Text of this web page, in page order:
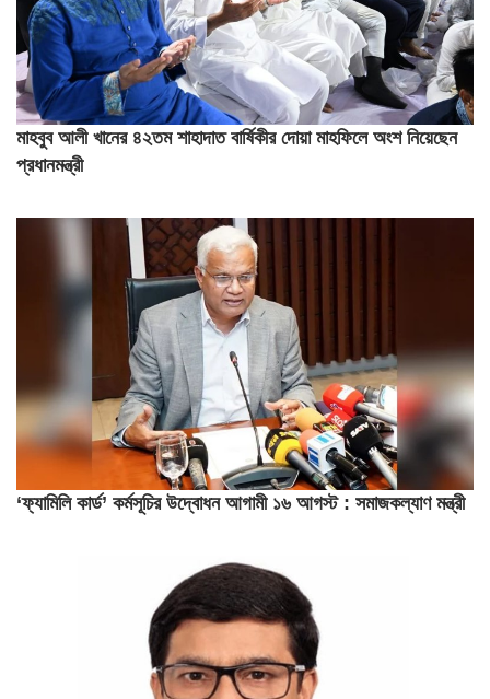
মাহবুব আলী খানের ৪২তম শাহাদাত বার্ষিকীর দোয়া মাহফিলে অংশ নিয়েছেন
প্রধানমন্ত্রী
‘ফ্যামিলি কার্ড’ কর্মসূচির উদ্বোধন আগামী ১৬ আগস্ট : সমাজকল্যাণ মন্ত্রী